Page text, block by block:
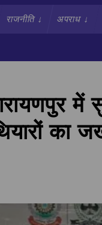
राजनीति↓ अपराध↓
में
का